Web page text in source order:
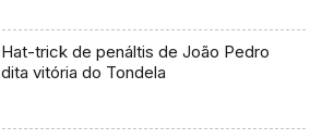
Hat-trick de penáltis de João Pedro
dita vitória do Tondela